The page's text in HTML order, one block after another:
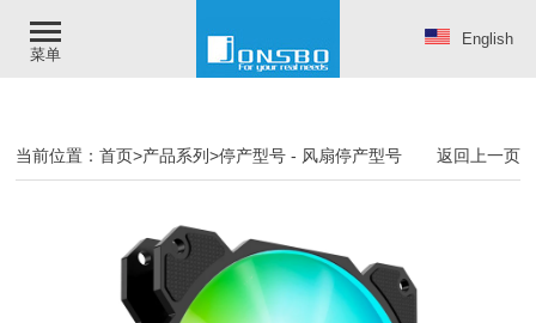
菜单
English
返回上一页
当前位置：首页>产品系列>停产型号 - 风扇停产型号